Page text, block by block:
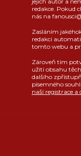
redakce. Pokud
nás na
Zasláním
redakci
tomto webu a
Zároveň tím
užití obsahu
dalšího
písemného
naší registrace a